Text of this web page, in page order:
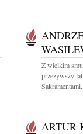
Z wielkim
przeżywszy
ARTUR